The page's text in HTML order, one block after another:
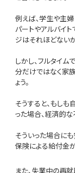
例えば、学生や主婦
パートやアルバイ
ジはそれほどない
しかし、フルタイ
分だけではなく家
ょう。
そうすると、もし
った場合、経済的な
そういった場合に
保険による給付金
また、失業中の再